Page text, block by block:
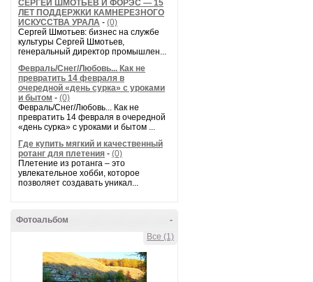
СЕРГЕЙ ШМОТЬЕВ И ФОРЭС — 15
ЛЕТ ПОДДЕРЖКИ КАМНЕРЕЗНОГО
ИСКУССТВА УРАЛА - (0)
Сергей Шмотьев: бизнес на службе
культуры Сергей Шмотьев,
генеральный директор промышлен...
Февраль/Снег/Любовь... Как не
превратить 14 февраля в
очередной «день сурка» с уроками
и бытом - (0)
Февраль/Снег/Любовь... Как не
превратить 14 февраля в очередной
«день сурка» с уроками и бытом ...
Где купить мягкий и качественный
ротанг для плетения - (0)
Плетение из ротанга – это
увлекательное хобби, которое
позволяет создавать уникал...
-
Фотоальбом
Все (1)